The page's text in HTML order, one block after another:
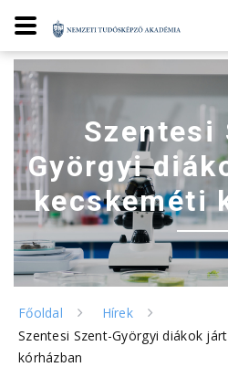
Szentesi
Györgyi
kecskeméti
Főoldal
Hírek
Szentesi Szent-Györgyi diákok
kórházban